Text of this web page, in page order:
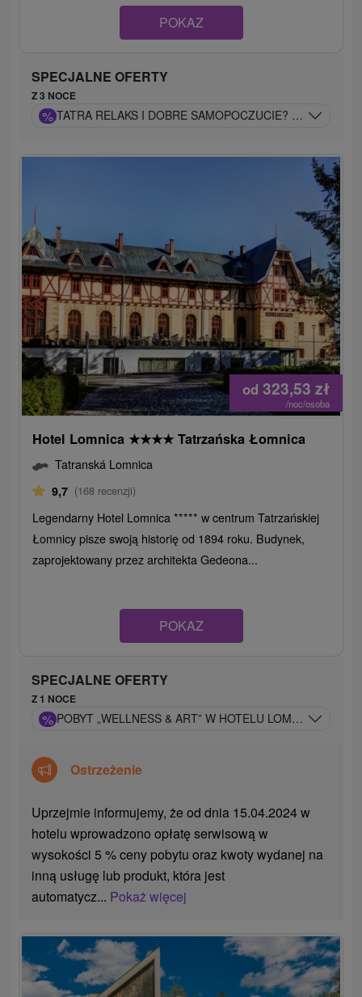
POKAZ
SPECJALNE OFERTY
Z 3 NOCE
% TATRA RELAKS I DOBRE SAMOPOCZUCIE? PRZYJEDŹ
od 323,53 zł
/noc/osoba
Hotel Lomnica ★★★★ Tatrzańska Łomnica
Tatranská Lomnica
9,7 (168 recenzji)
Legendarny Hotel Lomnica ***** w centrum Tatrzańskiej
Łomnicy pisze swoją historię od 1894 roku. Budynek,
zaprojektowany przez architekta Gedeona...
POKAZ
SPECJALNE OFERTY
Z 1 NOCE
% POBYT „WELLNESS & ART” W HOTELU LOMNICA: 5-
Ostrzeżenie
Uprzejmie informujemy, że od dnia 15.04.2024 w
hotelu wprowadzono opłatę serwisową w
wysokości 5 % ceny pobytu oraz kwoty wydanej na
inną usługę lub produkt, która jest
automatycz... Pokaż więcej